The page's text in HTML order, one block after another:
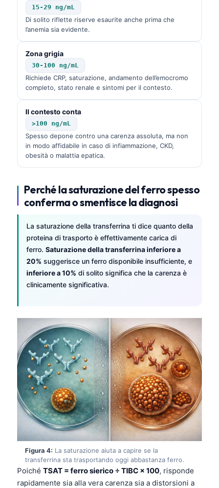
15-29 ng/mL
Di solito riflette riserve esaurite anche prima che
l’anemia sia evidente.
Zona grigia
30-100 ng/mL
Richiede CRP, saturazione, andamento dell’emocromo
completo, stato renale e sintomi per il contesto.
Il contesto conta
>100 ng/mL
Spesso depone contro una carenza assoluta, ma non
in modo affidabile in caso di infiammazione, CKD,
obesità o malattia epatica.
Perché la saturazione del ferro spesso
conferma o smentisce la diagnosi
La saturazione della transferrina ti dice quanto della
proteina di trasporto è effettivamente carica di
ferro. Saturazione della transferrina inferiore a
20% suggerisce un ferro disponibile insufficiente, e
inferiore a 10% di solito significa che la carenza è
clinicamente significativa.
Figura 4: La saturazione aiuta a capire se la
transferrina sta trasportando oggi abbastanza ferro.
Poiché TSAT = ferro sierico ÷ TIBC × 100, risponde
rapidamente sia alla vera carenza sia a distorsioni a